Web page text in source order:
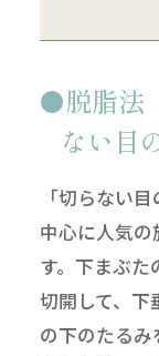
脱脂法
ない目
「切らない
中心に人気
す。下まぶ
切開して、下
の下のたる